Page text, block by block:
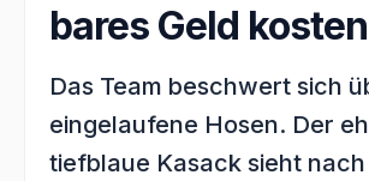
bares Geld
Das Team beschwert sich
eingelaufene Hosen. Der
tiefblaue Kasack sieht